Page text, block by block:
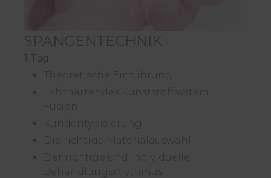
SPANGENTECHNIK
1 Tag
Theoretische Einführung
lichthärtendes Kunststoffsystem
Fusion
Kundentypisierung
Die richtige Materialauswahl
Der richtige und individuelle
Behandlungsrhythmus